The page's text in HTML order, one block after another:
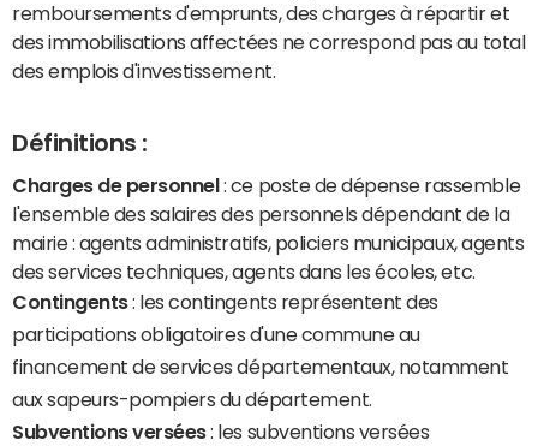
remboursements d'emprunts, des charges à répartir et
des immobilisations affectées ne correspond pas au total
des emplois d'investissement.
Définitions :
Charges de personnel : ce poste de dépense rassemble
l'ensemble des salaires des personnels dépendant de la
mairie : agents administratifs, policiers municipaux, agents
des services techniques, agents dans les écoles, etc.
Contingents: les contingents représentent des
participations obligatoires d'une commune au
financement de services départementaux, notamment
aux sapeurs-pompiers du département.
Subventions versées: les subventions versées